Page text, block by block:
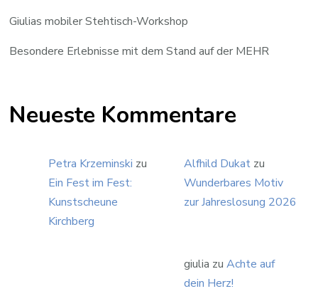
Giulias mobiler Stehtisch-Workshop
Besondere Erlebnisse mit dem Stand auf der MEHR
Neueste Kommentare
Petra Krzeminski zu
Ein Fest im Fest:
Kunstscheune
Kirchberg
Alfhild Dukat zu
Wunderbares Motiv
zur Jahreslosung 2026
giulia zu Achte auf
dein Herz!